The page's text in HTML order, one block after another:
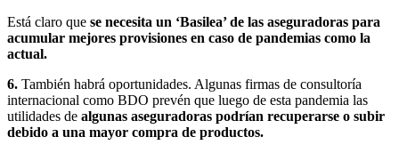
Está claro que se necesita un ‘Basilea’ de las aseguradoras para
acumular mejores provisiones en caso de pandemias como la
actual.
6. También habrá oportunidades. Algunas firmas de consultoría
internacional como BDO prevén que luego de esta pandemia las
utilidades de algunas aseguradoras podrían recuperarse o subir
debido a una mayor compra de productos.